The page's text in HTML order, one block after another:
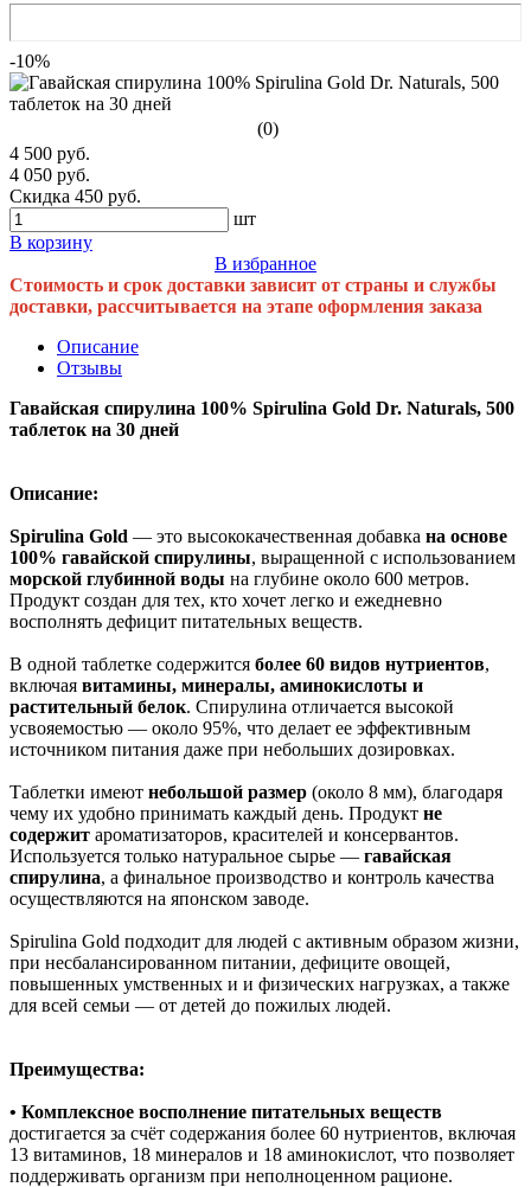
-10%
(0)
4 500 руб.
4 050 руб.
Скидка 450 руб.
шт
В корзину
В избранное
Стоимость и срок доставки зависит от страны и службы
доставки, рассчитывается на этапе оформления заказа
Описание
Отзывы
Гавайская спирулина 100% Spirulina Gold Dr. Naturals, 500
таблеток на 30 дней
Описание:
Spirulina Gold — это высококачественная добавка на основе
100% гавайской спирулины, выращенной с использованием
морской глубинной воды на глубине около 600 метров.
Продукт создан для тех, кто хочет легко и ежедневно
восполнять дефицит питательных веществ.
В одной таблетке содержится более 60 видов нутриентов,
включая витамины, минералы, аминокислоты и
растительный белок. Спирулина отличается высокой
усвояемостью — около 95%, что делает ее эффективным
источником питания даже при небольших дозировках.
Таблетки имеют небольшой размер (около 8 мм), благодаря
чему их удобно принимать каждый день. Продукт не
содержит ароматизаторов, красителей и консервантов.
Используется только натуральное сырье — гавайская
спирулина, а финальное производство и контроль качества
осуществляются на японском заводе.
Spirulina Gold подходит для людей с активным образом жизни,
при несбалансированном питании, дефиците овощей,
повышенных умственных и и физических нагрузках, а также
для всей семьи — от детей до пожилых людей.
Преимущества:
• Комплексное восполнение питательных веществ
достигается за счёт содержания более 60 нутриентов, включая
13 витаминов, 18 минералов и 18 аминокислот, что позволяет
поддерживать организм при неполноценном рационе.